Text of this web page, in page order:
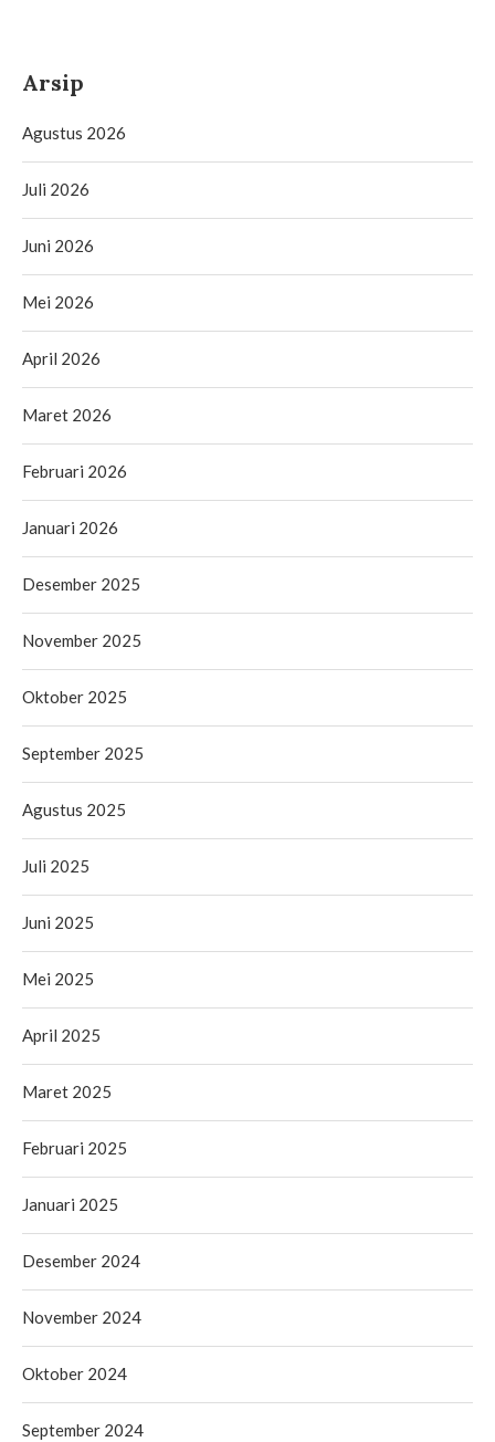
Arsip
Agustus 2026
Juli 2026
Juni 2026
Mei 2026
April 2026
Maret 2026
Februari 2026
Januari 2026
Desember 2025
November 2025
Oktober 2025
September 2025
Agustus 2025
Juli 2025
Juni 2025
Mei 2025
April 2025
Maret 2025
Februari 2025
Januari 2025
Desember 2024
November 2024
Oktober 2024
September 2024